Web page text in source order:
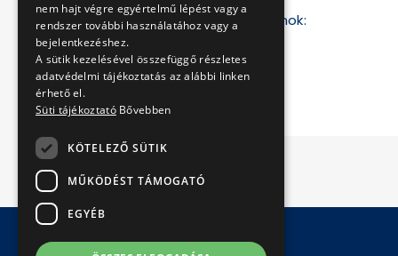
Csatolt dokumentumok:
feladatlap
jelentkezési lap
nem hajt végre egyértelmű lépést vagy a
rendszer további használatához vagy a
bejelentkezéshez.
A sütik kezelésével összefüggő részletes
adatvédelmi tájékoztatás az alábbi linken
érhető el.
Süti tájékoztató Bővebben
KÖTELEZŐ SÜTIK
MŰKÖDÉST TÁMOGATÓ
EGYÉB